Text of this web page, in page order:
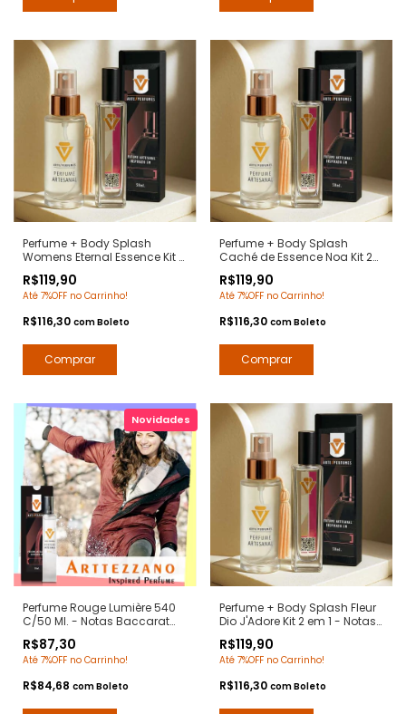
Perfume + Body Splash
Womens Eternal Essence Kit 2
Calvin Klein - Contratipos
Premium - Arte 1 Perfumes
R$119,90
Até 7%OFF no Carrinho!
R$116,30 comBoleto
Perfume + Body Splash
Caché de Essence Noa Kit 2
Contratipos Premium - Arte 1
Perfumes
R$119,90
Até 7%OFF no Carrinho!
R$116,30 comBoleto
Perfume Rouge Lumière 540
C/50 Ml. - Notas Baccarat
Contratipos Premium - Arte 1
Perfumes
R$87,30
Até 7%OFF no Carrinho!
R$84,68 comBoleto
Perfume + Body Splash Fleur
Dio J'Adore Kit 2 em 1 - Notas
R$119,90
Até 7%OFF no Carrinho!
R$116,30 comBoleto